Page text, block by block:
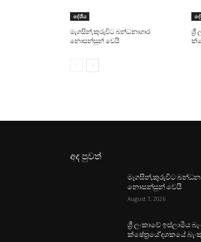
දේශීය
මැගසින්,කුරුවිට බන්ධනාගාර
නොසන්සුන් වෙයි
ශ්‍රී
අද පුවත්
මැගසින්,කුරුවිට
නොසන්සුන් වෙයි
August 7, 2026
ශ්‍රී ලංකාවේ ඉස්ලාමීය
ක්ෂේත්‍රයේ‘දශකයේ